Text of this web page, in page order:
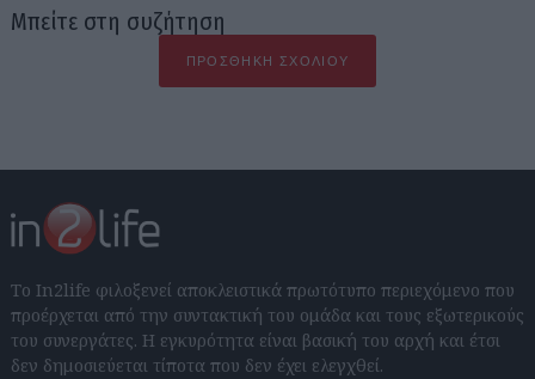
Μπείτε στη συζήτηση
ΠΡΟΣΘΉΚΗ ΣΧΟΛΊΟΥ
Το In2life φιλοξενεί αποκλειστικά πρωτότυπο περιεχόμενο που
προέρχεται από την συντακτική του ομάδα και τους εξωτερικούς
του συνεργάτες. Η εγκυρότητα είναι βασική του αρχή και έτσι
δεν δημοσιεύεται τίποτα που δεν έχει ελεγχθεί.